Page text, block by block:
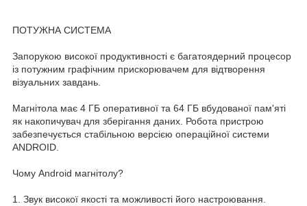
ПОТУЖНА СИСТЕМА
Запорукою високої продуктивності є багатоядерний процесор
із потужним графічним прискорювачем для відтворення
візуальних завдань.
Магнітола має 4 ГБ оперативної та 64 ГБ вбудованої пам'яті
як накопичувач для зберігання даних. Робота пристрою
забезпечується стабільною версією операційної системи
ANDROID.
Чому Android магнітолу?
1. Звук високої якості та можливості його настроювання.